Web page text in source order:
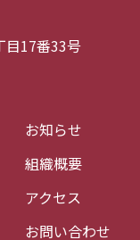
目17番33号
お知らせ
組織概要
アクセス
お問い合わせ